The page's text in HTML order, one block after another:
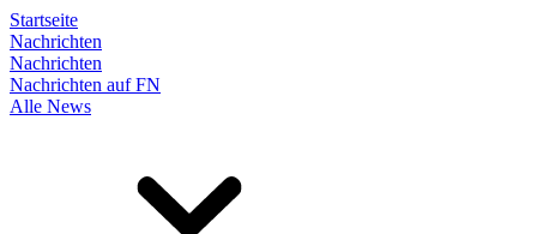
Startseite
Nachrichten
Nachrichten
Nachrichten auf FN
Alle News